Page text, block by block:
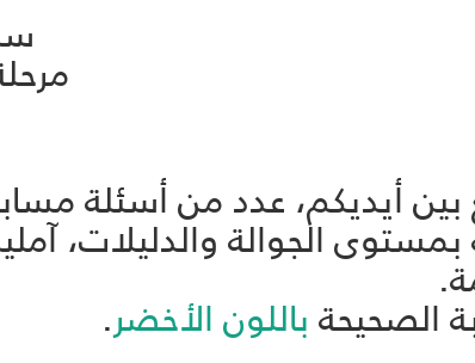
أيديكم، عدد من أسئلة
بمستوى الجوالة والدليلات،
الصحيحة باللون الأخضر.